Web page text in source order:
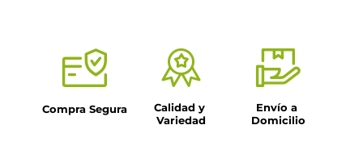
Compra Segura
Calidad y
Variedad
Envío a
Domicilio